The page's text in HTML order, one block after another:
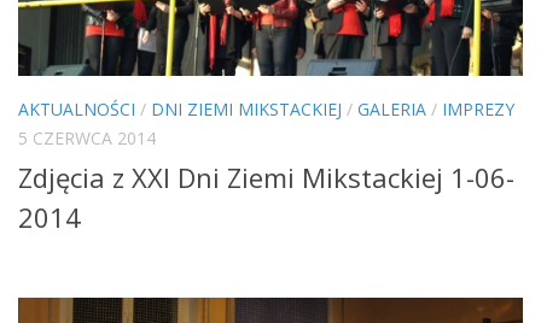
AKTUALNOŚCI / DNI ZIEMI MIKSTACKIEJ / GALERIA / IMPREZY
5 CZERWCA 2014
Zdjęcia z XXI Dni Ziemi Mikstackiej 1-06-
2014